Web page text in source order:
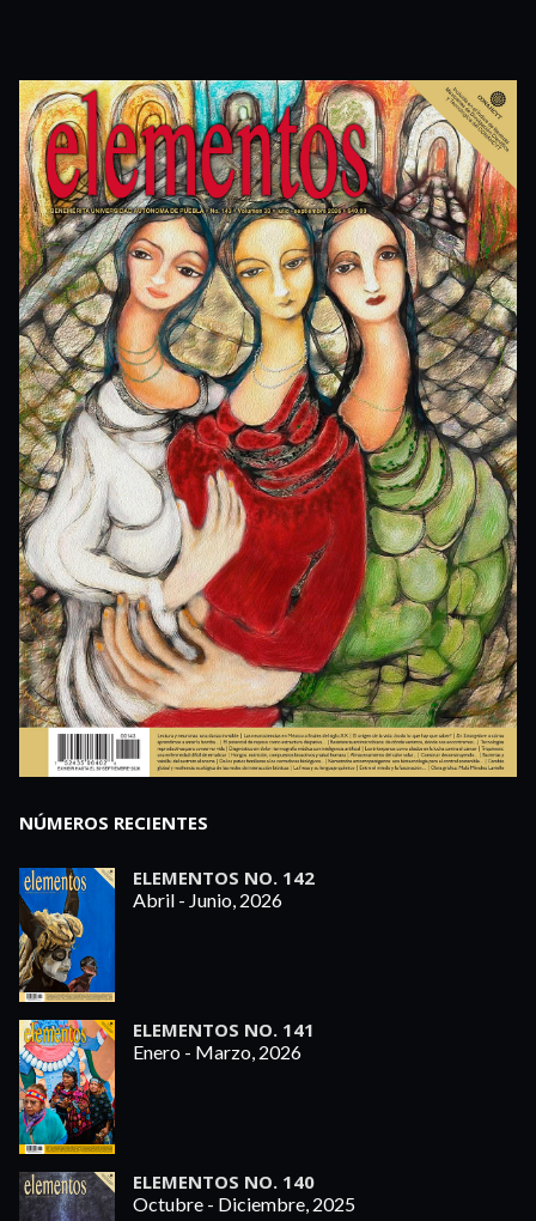
NÚMEROS RECIENTES
ELEMENTOS NO. 142
Abril - Junio, 2026
ELEMENTOS NO. 141
Enero - Marzo, 2026
ELEMENTOS NO. 140
Octubre - Diciembre, 2025